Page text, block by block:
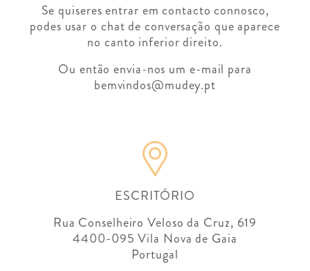
Se quiseres entrar em contacto connosco,
podes usar o chat de conversação que aparece
no canto inferior direito.
Ou então envia-nos um e-mail para
bemvindos@mudey.pt
ESCRITÓRIO
Rua Conselheiro Veloso da Cruz, 619
4400-095 Vila Nova de Gaia
Portugal